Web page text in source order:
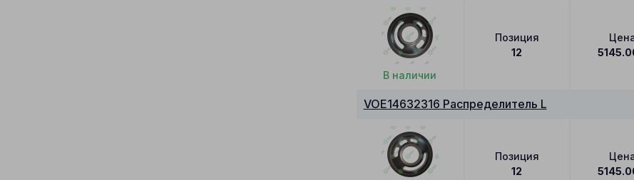
В наличии
Позиция
12
VOE14632316 Распределитель L
Позиция
12